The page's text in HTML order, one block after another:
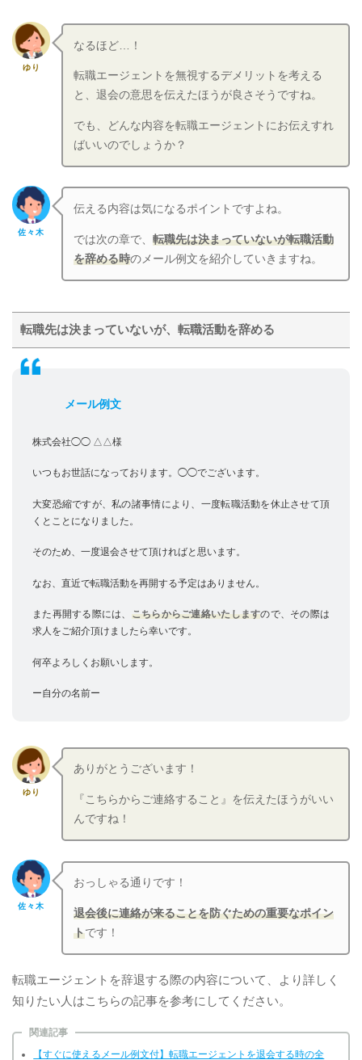
ゆり
なるほど…！
転職エージェントを無視するデメリットを考える
と、退会の意思を伝えたほうが良さそうですね。
でも、どんな内容を転職エージェントにお伝えすれ
ばいいのでしょうか？
佐々木
伝える内容は気になるポイントですよね。
では次の章で、転職先は決まっていないが転職活動
を辞める時のメール例文を紹介していきますね。
転職先は決まっていないが、転職活動を辞める
メール例文
株式会社◯◯ △△様
いつもお世話になっております。◯◯でございます。
大変恐縮ですが、私の諸事情により、一度転職活動を休止させて頂
くとことになりました。
そのため、一度退会させて頂ければと思います。
なお、直近で転職活動を再開する予定はありません。
また再開する際には、 こちらからご連絡いたしますので、その際は
求人をご紹介頂けましたら幸いです。
何卒よろしくお願いします。
ー自分の名前ー
ゆり
ありがとうございます！
『こちらからご連絡すること』を伝えたほうがいい
んですね！
佐々木
おっしゃる通りです！
退会後に連絡が来ることを防ぐための重要なポイン
トです！
転職エージェントを辞退する際の内容について、より詳しく
知りたい人はこちらの記事を参考にしてください。
関連記事
【すぐに使えるメール例文付】転職エージェントを退会する時の全